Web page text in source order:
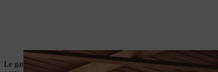
Le gamme di batterie specificate 1 e i tempi di funzionamento 2